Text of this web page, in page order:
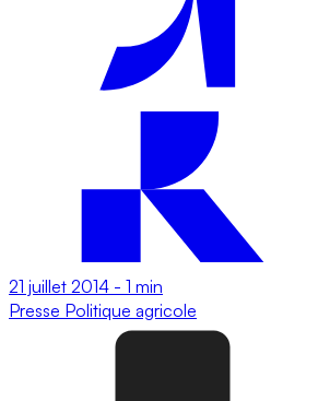
21 juillet 2014 - 1 min
Presse Politique agricole